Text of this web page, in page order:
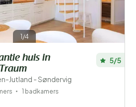
1/4
huis in
Jutland - Søndervig
5/5
1 badkamers